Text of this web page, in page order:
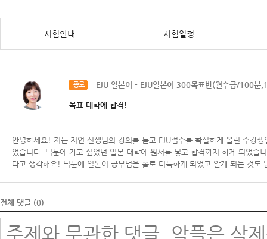
시험안내 시험일정
종로 EJU 일본어 - EJU일본어 300목표반(월수금/100분
목표 대학에 합격!
안녕하세요! 저는 지연 선생님의 강의를 듣고 EJU점수를 확실하게 올린 수강
었습니다. 덕분에 가고 싶었던 일본 대학에 원서를 넣고 합격까지 하게 되었
다고 생각해요! 덕분에 일본어 공부법을 홀로 터득하게 되었고 알게 되는 것
전체 댓글 (0)